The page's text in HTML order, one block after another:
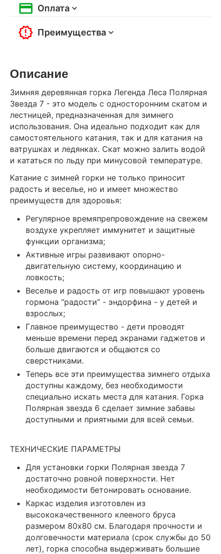
Оплата
Преимущества
Описание
Зимняя деревянная горка Легенда Леса Полярная
Звезда 7 - это модель с односторонним скатом и
лестницей, предназначенная для зимнего
использования. Она идеально подходит как для
самостоятельного катания, так и для катания на
ватрушках и ледянках. Скат можно залить водой
и кататься по льду при минусовой температуре.
Катание с зимней горки не только приносит
радость и веселье, но и имеет множество
преимуществ для здоровья:
Регулярное времяпрепровождение на свежем
воздухе укрепляет иммунитет и защитные
функции организма;
Активные игры развивают опорно-
двигательную систему, координацию и
ловкость;
Веселье и радость от игр повышают уровень
гормона “радости” - эндорфина - у детей и
взрослых;
Главное преимущество - дети проводят
меньше времени перед экранами гаджетов и
больше двигаются и общаются со
сверстниками.
Теперь все эти преимущества зимнего отдыха
доступны каждому, без необходимости
специально искать места для катания. Горка
Полярная звезда 6 сделает зимние забавы
доступными и приятными для всей семьи.
ТЕХНИЧЕСКИЕ ПАРАМЕТРЫ
Для установки горки Полярная звезда 7
достаточно ровной поверхности. Нет
необходимости бетонировать основание.
Каркас изделия изготовлен из
высококачественного клееного бруса
размером 80х80 см. Благодаря прочности и
долговечности материала (срок службы до 50
лет), горка способна выдерживать большие